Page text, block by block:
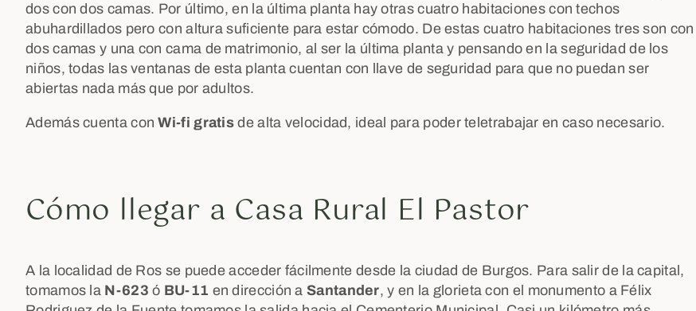
dos con dos camas. Por último, en la última planta hay otras cuatro habitaciones con techos
abuhardillados pero con altura suficiente para estar cómodo. De estas cuatro habitaciones tres son con
dos camas y una con cama de matrimonio, al ser la última planta y pensando en la seguridad de los
niños, todas las ventanas de esta planta cuentan con llave de seguridad para que no puedan ser
abiertas nada más que por adultos.
Además cuenta conWi-fi gratis de alta velocidad, ideal para poder teletrabajar en caso necesario.
Cómo llegar a Casa Rural El Pastor
A la localidad de Ros se puede acceder fácilmente desde la ciudad de Burgos. Para salir de la capital,
tomamos la N-623 ó BU-11 en dirección aSantander, y en la glorieta con el monumento a Félix